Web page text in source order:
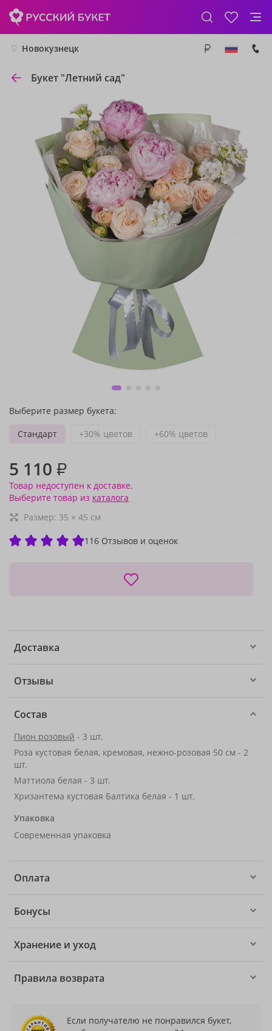
Новокузнецк
Букет "Летний сад"
Выберите размер букета:
Стандарт
+30% цветов +60% цветов
5 110 ₽
Товар недоступен к доставке.
Выберите товар из каталога
Размер: 35 × 45 см
116 Отзывов и оценок
Доставка
Отзывы
Состав
Пион розовый - 3 шт.
Роза кустовая белая, кремовая, нежно-розовая 50 см - 2
шт.
Маттиола белая - 3 шт.
Хризантема кустовая Балтика белая - 1 шт.
Упаковка
Современная упаковка
Оплата
Бонусы
Хранение и уход
Правила возврата
Если получателю не понравился букет,